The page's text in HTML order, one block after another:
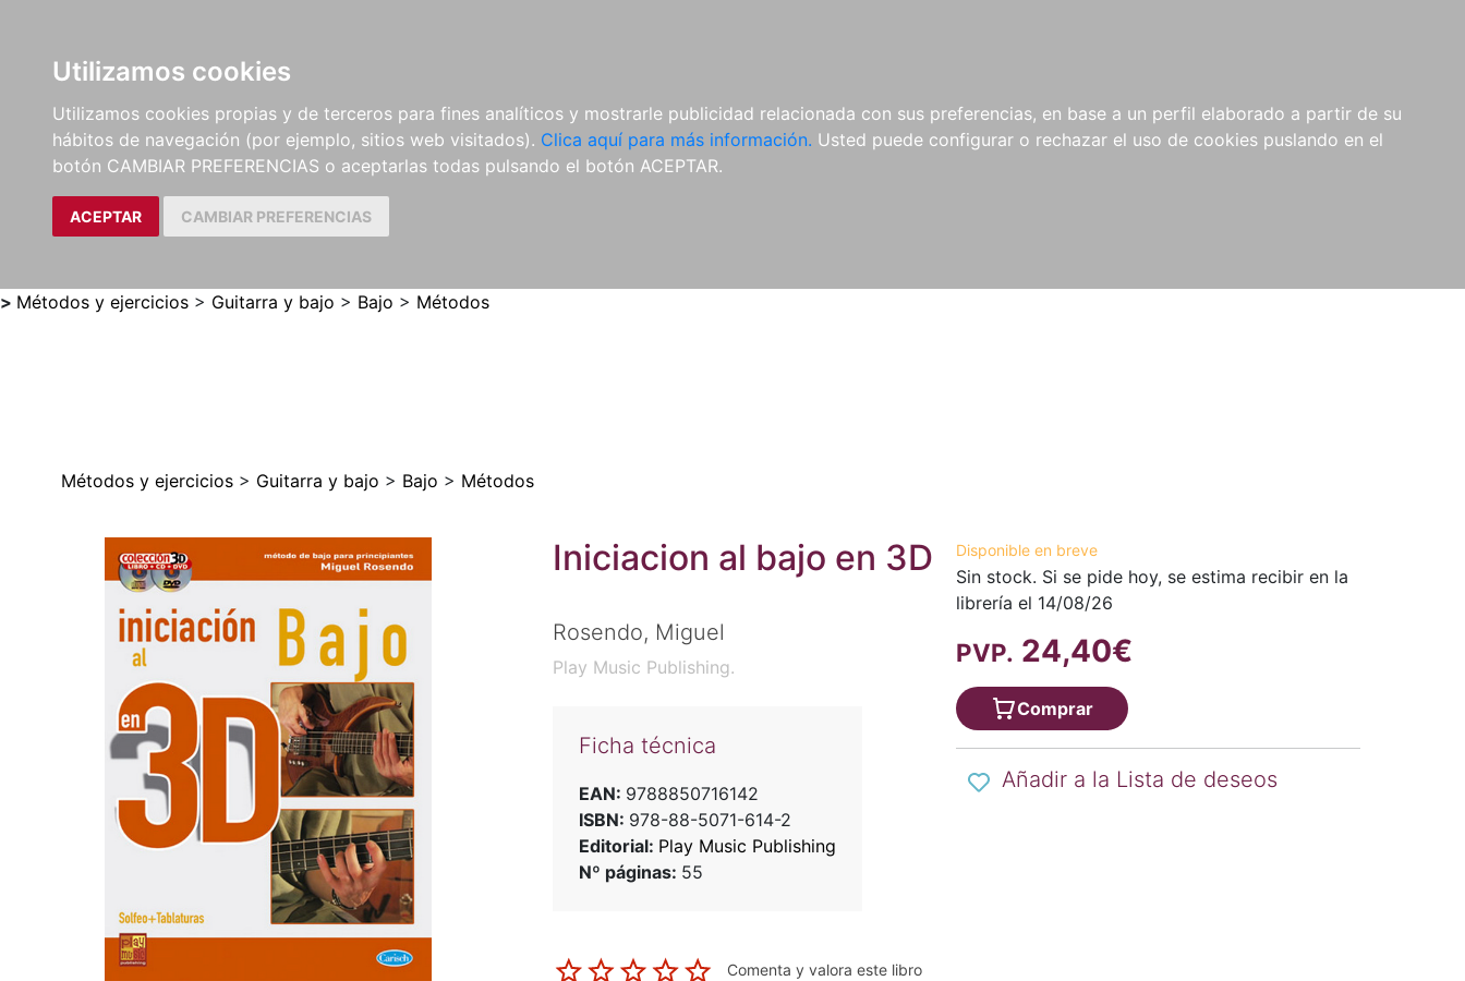
Utilizamos cookies
Utilizamos cookies propias y de terceros para fines analíticos y mostrarle publicidad relacionada con sus preferencias, en base a un perfil elaborado a partir de su
hábitos de navegación (por ejemplo, sitios web visitados). Clica aquí para más información. Usted puede configurar o rechazar el uso de cookies puslando en el
botón CAMBIAR PREFERENCIAS o aceptarlas todas pulsando el botón ACEPTAR.
ACEPTAR CAMBIAR PREFERENCIAS
LIBROS
MÉTODOS Y
EJERCICIOS
PARTITURAS Y EDICIONES
CRÍTICAS
REVISTAS
CDS Y
DVDS
MATERIAL
COMPLEMENTARIO
NOVEDADES NOTICIAS
COMPRAS
INSTITUCIONALES
> Métodos y ejercicios > Guitarra y bajo > Bajo > Métodos
Métodos y ejercicios > Guitarra y bajo > Bajo > Métodos
Iniciacion al bajo en 3D
Rosendo, Miguel
Play Music Publishing.
Ficha técnica
EAN: 9788850716142
ISBN: 978-88-5071-614-2
Editorial: Play Music Publishing
Nº páginas: 55
Comenta y valora este libro
Disponible en breve
Sin stock. Si se pide hoy, se estima recibir en la
librería el 14/08/26
PVP. 24,40€
Comprar
Añadir a la Lista de deseos